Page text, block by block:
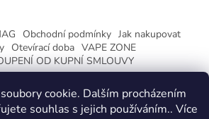
cookie. Dalším procházením
souhlas s jejich používáním.. Více
Obchodní podmínky Jak nakupovat
Otevírací doba VAPE ZONE
OD KUPNÍ SMLOUVY